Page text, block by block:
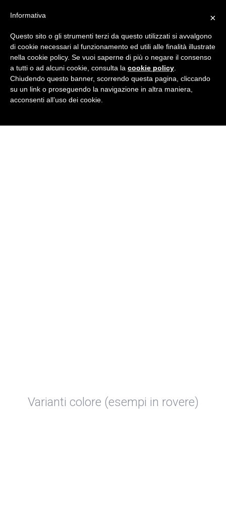
DISPONIBILI IN VARIE
ESSENZE, COLORI E
FINITURE
Varianti colore (esempi in rovere)
×
Informativa
Questo sito o gli strumenti terzi da questo utilizzati si avvalgono
di cookie necessari al funzionamento ed utili alle finalità illustrate
nella cookie policy. Se vuoi saperne di più o negare il consenso
a tutti o ad alcuni cookie, consulta la cookie policy
Chiudendo questo banner, scorrendo questa pagina, cliccando
su un link o proseguendo la navigazione in altra maniera,
acconsenti all’uso dei cookie.